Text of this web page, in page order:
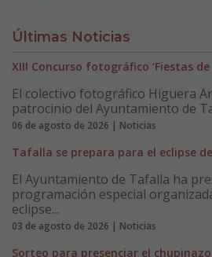
Últimas Noticias
XIII Concurso fotográfico ‘Fiestas
El colectivo fotográfico Higuera
patrocinio del Ayuntamiento de
06 de agosto de 2026 | Noticias
Tafalla se prepara para el eclipse
El Ayuntamiento de Tafalla ha
programación especial
eclipse...
03 de agosto de 2026 | Noticias
Sorteo para presenciar el